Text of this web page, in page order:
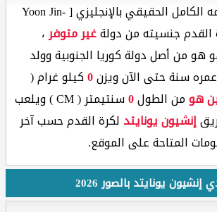
يون جين هو وإسمه الكامل الحقيقي بالإنجليزي [ Yoon Jin-
غير متوفر،
هو من أصل دولة كوريا الجنوبية وولد
سنة حتى الآن ويزن0كيلو غرام (
هومن الطول0
سنتيمتر ( CM ) ويلعب
إنشيون يونايتد لكرة القدم حسب آخر
المتاحة على الموقع.
يونايتد بالصور 2026